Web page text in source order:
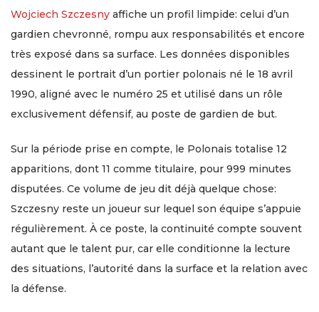
Wojciech Szczesny affiche un profil limpide: celui d’un
gardien chevronné, rompu aux responsabilités et encore
très exposé dans sa surface. Les données disponibles
dessinent le portrait d’un portier polonais né le 18 avril
1990, aligné avec le numéro 25 et utilisé dans un rôle
exclusivement défensif, au poste de gardien de but.
Sur la période prise en compte, le Polonais totalise 12
apparitions, dont 11 comme titulaire, pour 999 minutes
disputées. Ce volume de jeu dit déjà quelque chose:
Szczesny reste un joueur sur lequel son équipe s’appuie
régulièrement. À ce poste, la continuité compte souvent
autant que le talent pur, car elle conditionne la lecture
des situations, l’autorité dans la surface et la relation avec
la défense.